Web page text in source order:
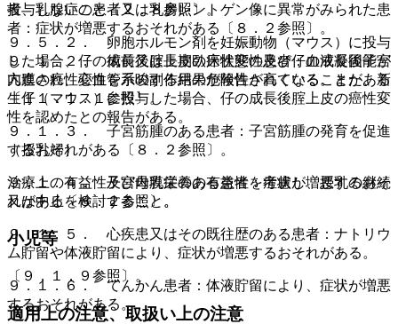
投与しないこと〔２．８参照〕。
９．５．２． 卵胞ホルモン剤を妊娠動物（マウス）に投与
した場合、仔の成長後腟上皮の癌性変性及び仔の成長後子宮
内膜の癌性変性を示唆する結果が報告されている。また、新
生仔（マウス）に投与した場合、仔の成長後腟上皮の癌性変
性を認めたとの報告がある。
（授乳婦）
治療上の有益性及び母乳栄養の有益性を考慮し、授乳の継続
又は中止を検討すること。
小児等
〔９．１．９参照〕。
適用上の注意、取扱い上の注意
者、乳腺症の患者又は乳房レントゲン像に異常がみられた患
者：症状が増悪するおそれがある〔８．２参照〕。
９．１．２． 術前又は長期臥床状態の患者：血液凝固能が
亢進され、心血管系の副作用の危険性が高くなることがある
〔１１．１．１参照〕。
９．１．３． 子宮筋腫のある患者：子宮筋腫の発育を促進
するおそれがある〔８．２参照〕。
９．１．４． 子宮内膜症のある患者：症状が増悪するおそ
れがある〔８．２参照〕。
９．１．５． 心疾患又はその既往歴のある患者：ナトリウ
ム貯留や体液貯留により、症状が増悪するおそれがある。
９．１．６． てんかん患者：体液貯留により、症状が増悪
するおそれがある。